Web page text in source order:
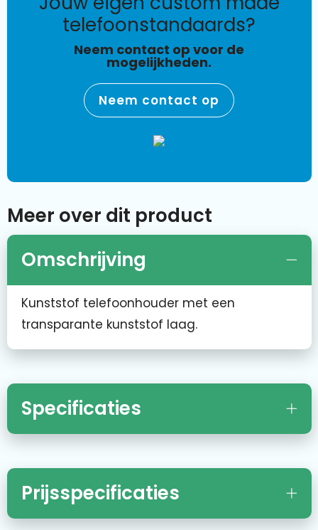
telefoonstandaards?
Neem contact op voor de
mogelijkheden.
Neem contact op
Meer over dit product
Omschrijving
Kunststof telefoonhouder met een
transparante kunststof laag.
Specificaties
Prijsspecificaties